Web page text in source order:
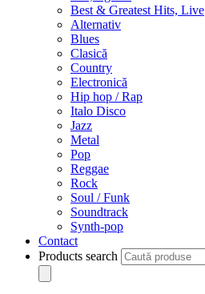
Best & Greatest Hits, Live
Alternativ
Blues
Clasică
Country
Electronică
Hip hop / Rap
Italo Disco
Jazz
Metal
Pop
Reggae
Rock
Soul / Funk
Soundtrack
Synth-pop
Contact
Products search